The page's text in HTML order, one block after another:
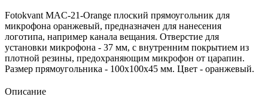
Fotokvant MAC-21-Orange плоский прямоугольник для
микрофона оранжевый, предназначен для нанесения
логотипа, например канала вещания. Отверстие для
установки микрофона - 37 мм, с внутренним покрытием из
плотной резины, предохраняющим микрофон от царапин.
Размер прямоугольника - 100х100х45 мм. Цвет - оранжевый.
Описание